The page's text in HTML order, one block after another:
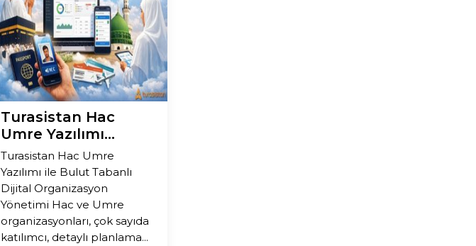
Turasistan Hac
Umre Yazılımı...
Turasistan Hac Umre
Yazılımı ile Bulut Tabanlı
Dijital Organizasyon
Yönetimi Hac ve Umre
organizasyonları, çok sayıda
katılımcı, detaylı planlama...